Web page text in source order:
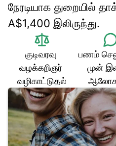
நேரடியாக துறையில்
A$1,400 இலிருந்து.
குடிவரவு
வழக்கறிஞர்
வழிகாட்டுதல்
பணம்
முன்